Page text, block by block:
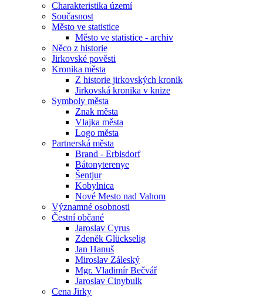
Charakteristika území
Současnost
Město ve statistice
Město ve statistice - archiv
Něco z historie
Jirkovské pověsti
Kronika města
Z historie jirkovských kronik
Jirkovská kronika v knize
Symboly města
Znak města
Vlajka města
Logo města
Partnerská města
Brand - Erbisdorf
Bátonyterenye
Šentjur
Kobylnica
Nové Mesto nad Vahom
Významné osobnosti
Čestní občané
Jaroslav Cyrus
Zdeněk Glückselig
Jan Hanuš
Miroslav Záleský
Mgr. Vladimír Bečvář
Jaroslav Cinybulk
Cena Jirky